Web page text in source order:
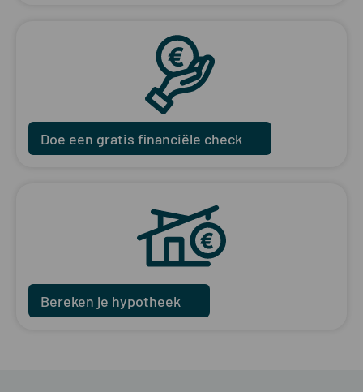
Doe een gratis financiële check
Bereken je hypotheek